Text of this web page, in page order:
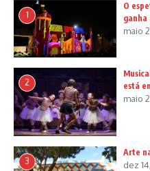
1
O
ganha
maio
2
está
maio
3
Arte
dez